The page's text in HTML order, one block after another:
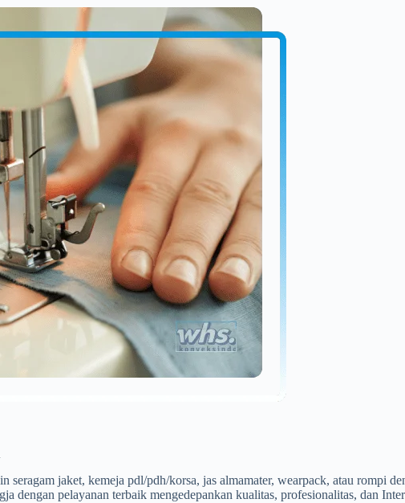
seragam jaket, kemeja pdl/pdh/korsa, jas almamater, wearpack, atau
dengan pelayanan terbaik mengedepankan kualitas, profesionalitas, dan